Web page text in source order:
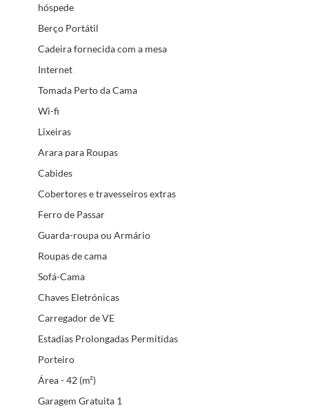
hóspede
Berço Portátil
Cadeira fornecida com a mesa
Internet
Tomada Perto da Cama
Wi-fi
Lixeiras
Arara para Roupas
Cabides
Cobertores e travesseiros extras
Ferro de Passar
Guarda-roupa ou Armário
Roupas de cama
Sofá-Cama
Chaves Eletrónicas
Carregador de VE
Estadias Prolongadas Permitidas
Porteiro
Área - 42 (m²)
Garagem Gratuita 1